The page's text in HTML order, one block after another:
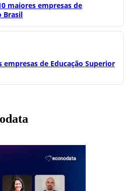
maiores empresas de
Brasil
empresas de Educação Superior